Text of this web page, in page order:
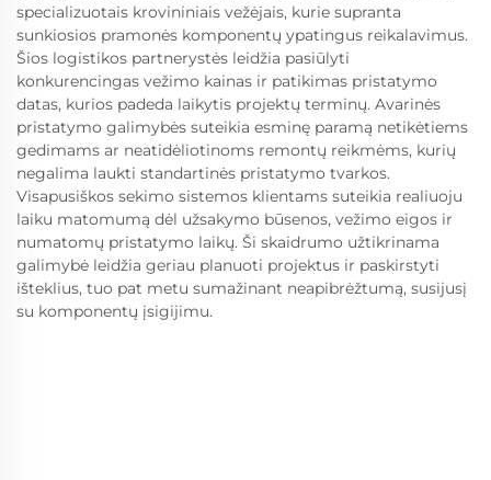
specializuotais krovininiais vežėjais, kurie supranta
sunkiosios pramonės komponentų ypatingus reikalavimus.
Šios logistikos partnerystės leidžia pasiūlyti
konkurencingas vežimo kainas ir patikimas pristatymo
datas, kurios padeda laikytis projektų terminų. Avarinės
pristatymo galimybės suteikia esminę paramą netikėtiems
gedimams ar neatidėliotinoms remontų reikmėms, kurių
negalima laukti standartinės pristatymo tvarkos.
Visapusiškos sekimo sistemos klientams suteikia realiuoju
laiku matomumą dėl užsakymo būsenos, vežimo eigos ir
numatomų pristatymo laikų. Ši skaidrumo užtikrinama
galimybė leidžia geriau planuoti projektus ir paskirstyti
išteklius, tuo pat metu sumažinant neapibrėžtumą, susijusį
su komponentų įsigijimu.